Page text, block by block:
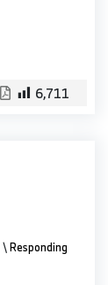
6,711
\Responding